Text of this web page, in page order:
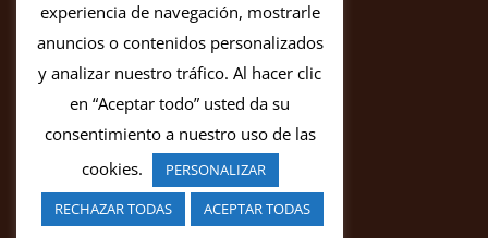
in
new
window
Aviso legal
Política de privacidad
Uso de cookies
experiencia de navegación, mostrarle
anuncios o contenidos personalizados
y analizar nuestro tráfico. Al hacer clic
en “Aceptar todo” usted da su
consentimiento a nuestro uso de las
cookies.
PERSONALIZAR
RECHAZAR TODAS
ACEPTAR TODAS